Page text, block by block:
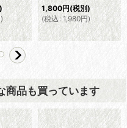
)
1,800円(税別)
(税込: 1,980円)
商品も買っています